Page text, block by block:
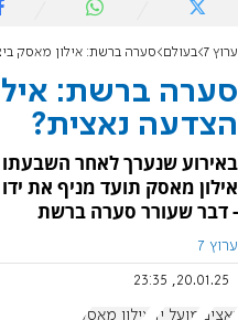
ערוץ 7 בעולם סערה ברשת: אילון מאסק
סערה ברשת:
הצדעה נאצית?
באירוע שנערך לאחר
אילון מאסק תועד מניף את
- דבר שעורר סערה ברשת
ערוץ 7
20.01.25, 23:35
נאצים מועל יד אילון מאסק